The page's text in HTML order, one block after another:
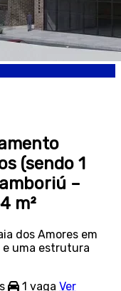
(sendo 1
–
m²
dos Amores em
e uma estrutura
1 vaga Ver